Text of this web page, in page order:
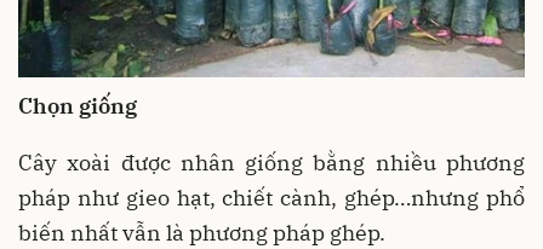
Chọn giống
Cây xoài được nhân giống bằng nhiều phương
pháp như gieo hạt, chiết cành, ghép…nhưng phổ
biến nhất vẫn là phương pháp ghép.